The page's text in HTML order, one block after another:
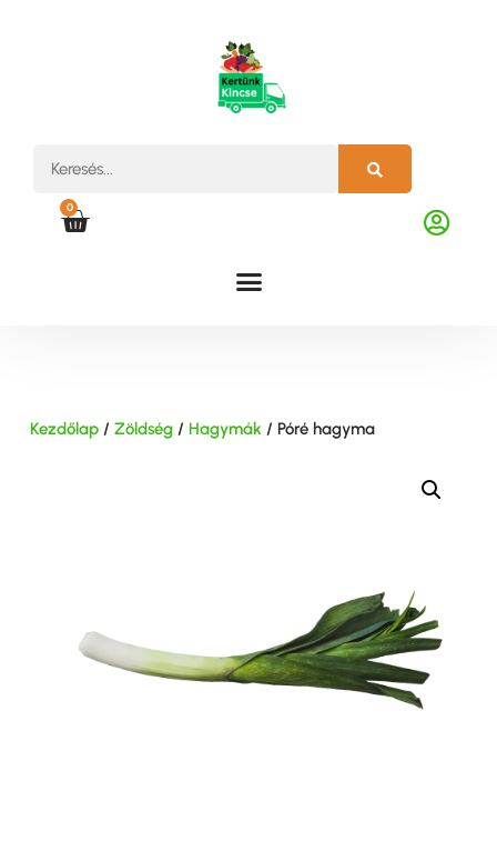
0
Kezdőlap/ Zöldség/ Hagymák / Póré hagyma